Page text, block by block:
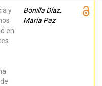
y
en
Bonilla Díaz,
María Paz